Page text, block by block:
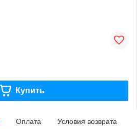
Купить
Оплата Условия возврата